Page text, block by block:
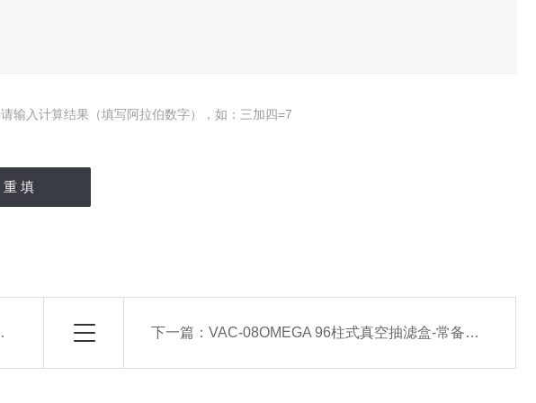
请输入计算结果（填写阿拉伯数字），如：三加四=7
下一篇： VAC-08OMEGA 96柱式真空抽滤盒-常备现货